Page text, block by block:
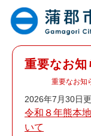
重要なお知
2026年7月30日
令和８年熊本
いて
重要なお知